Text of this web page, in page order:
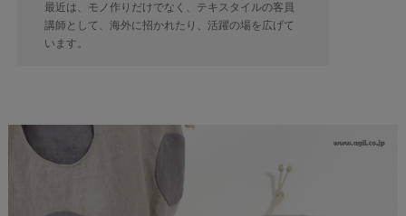
最近は、モノ作りだけでなく、テキスタイルの客員
講師として、海外に招かれたり、活躍の場を広げて
います。